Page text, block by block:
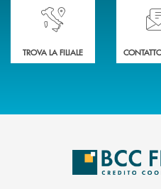
Accedi all' elenco completo delle
TROVA LA FILIALE
Ti